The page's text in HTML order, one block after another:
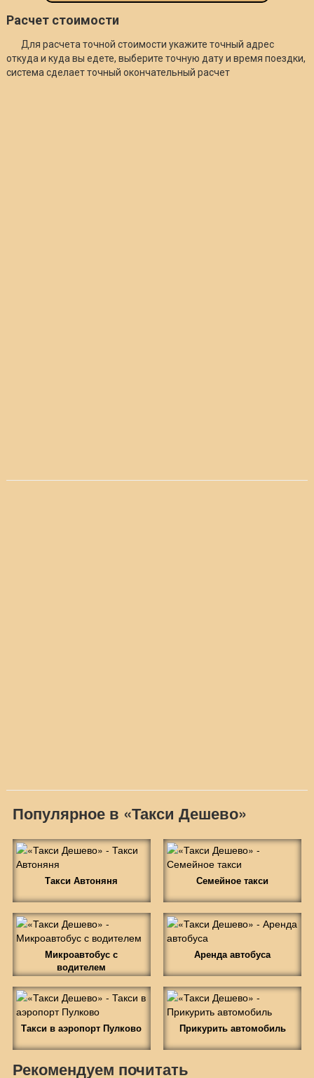
Расчет стоимости
Для расчета точной стоимости укажите точный адрес
откуда и куда вы едете, выберите точную дату и время поездки,
система сделает точный окончательный расчет
Популярное в «Такси Дешево»
Такси Автоняня Семейное такси
Микроавтобус с
водителем
Аренда автобуса
Такси в аэропорт Пулково Прикурить автомобиль
Рекомендуем почитать